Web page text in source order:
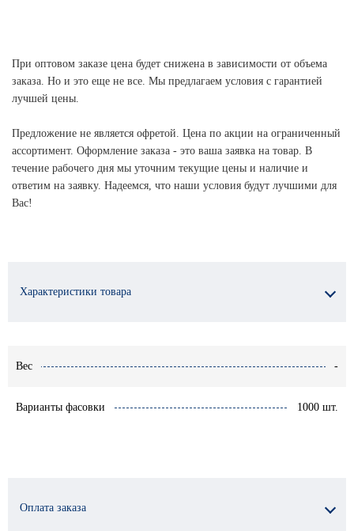
При оптовом заказе цена будет снижена в зависимости от объема
заказа. Но и это еще не все. Мы предлагаем условия с гарантией
лучшей цены.
Предложение не является офретой. Цена по акции на ограниченный
ассортимент. Оформление заказа - это ваша заявка на товар. В
течение рабочего дня мы уточним текущие цены и наличие и
ответим на заявку. Надеемся, что наши условия будут лучшими для
Вас!
Характеристики товара
Вес -
Варианты фасовки 1000 шт.
Оплата заказа